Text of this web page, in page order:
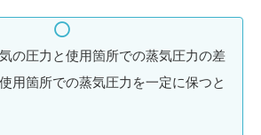
の圧力と使用箇所での蒸気圧力の差
用箇所での蒸気圧力を一定に保つと